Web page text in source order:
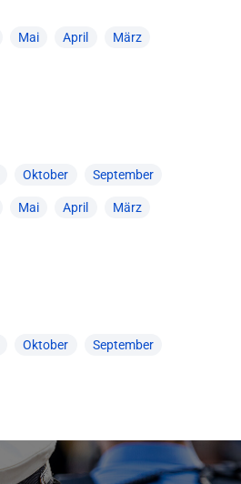
Mai April März
Oktober September
Mai April März
Oktober September